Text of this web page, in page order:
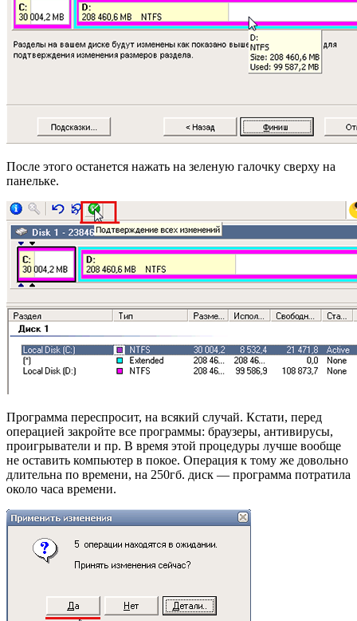
После этого останется нажать на зеленую галочку сверху на
панельке.
Программа переспросит, на всякий случай. Кстати, перед
операцией закройте все программы: браузеры, антивирусы,
проигрыватели и пр. В время этой процедуры лучше вообще
не оставить компьютер в покое. Операция к тому же довольно
длительна по времени, на 250гб. диск — программа потратила
около часа времени.